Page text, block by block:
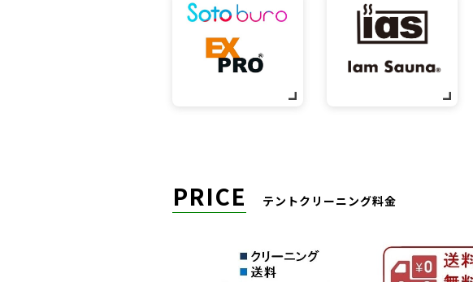
PRICE テントクリーニング料金